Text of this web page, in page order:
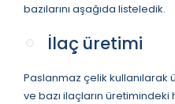
bazılarını aşağıda listeledik.
İlaç üretimi
Paslanmaz çelik
ve bazı ilaçların